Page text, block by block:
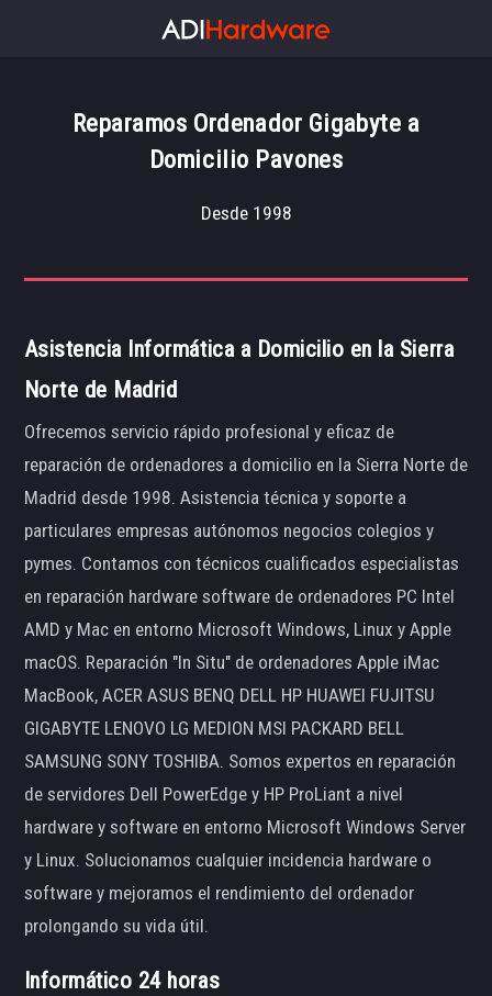
Reparamos Ordenador Gigabyte a
Domicilio Pavones
Desde 1998
Asistencia Informática a Domicilio en la Sierra
Norte de Madrid
Ofrecemos servicio rápido profesional y eficaz de
reparación de ordenadores a domicilio en la Sierra Norte de
Madrid desde 1998. Asistencia técnica y soporte a
particulares empresas autónomos negocios colegios y
pymes. Contamos con técnicos cualificados especialistas
en reparación hardware software de ordenadores PC Intel
AMD y Mac en entorno Microsoft Windows, Linux y Apple
macOS. Reparación "In Situ" de ordenadores Apple iMac
MacBook, ACER ASUS BENQ DELL HP HUAWEI FUJITSU
GIGABYTE LENOVO LG MEDION MSI PACKARD BELL
SAMSUNG SONY TOSHIBA. Somos expertos en reparación
de servidores Dell PowerEdge y HP ProLiant a nivel
hardware y software en entorno Microsoft Windows Server
y Linux. Solucionamos cualquier incidencia hardware o
software y mejoramos el rendimiento del ordenador
prolongando su vida útil.
Informático 24 horas